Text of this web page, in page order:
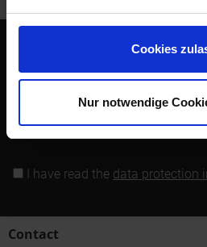
Cookies
Nur notwendige
longer miss any offers or news of
I have read the data protection
Contact